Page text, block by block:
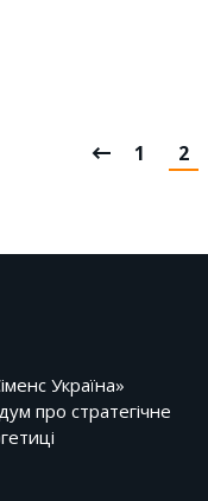
1 2
Україна»
про стратегічне